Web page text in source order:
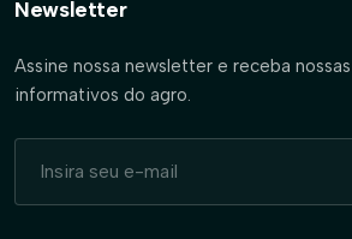
Newsletter
Assine nossa newsletter e receba
informativos do agro.